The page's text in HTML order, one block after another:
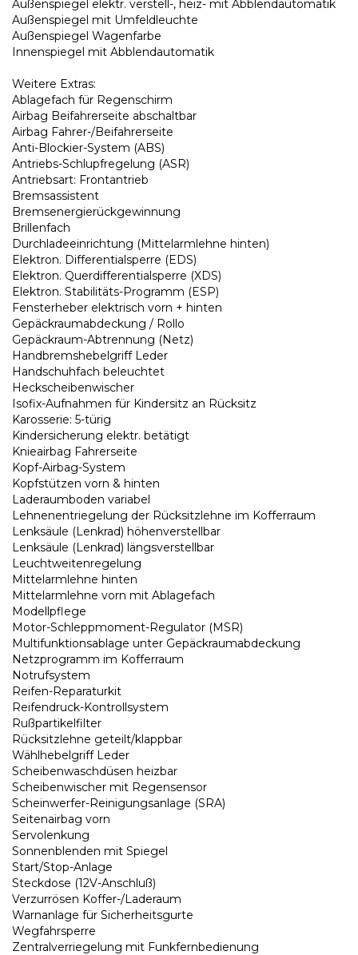
Außenspiegel elektr. verstell-, heiz- mit Abblendautomatik
Außenspiegel mit Umfeldleuchte
Außenspiegel Wagenfarbe
Innenspiegel mit Abblendautomatik
Weitere Extras:
Ablagefach für Regenschirm
Airbag Beifahrerseite abschaltbar
Airbag Fahrer-/Beifahrerseite
Anti-Blockier-System (ABS)
Antriebs-Schlupfregelung (ASR)
Antriebsart: Frontantrieb
Bremsassistent
Bremsenergierückgewinnung
Brillenfach
Durchladeeinrichtung (Mittelarmlehne hinten)
Elektron. Differentialsperre (EDS)
Elektron. Querdifferentialsperre (XDS)
Elektron. Stabilitäts-Programm (ESP)
Fensterheber elektrisch vorn + hinten
Gepäckraumabdeckung / Rollo
Gepäckraum-Abtrennung (Netz)
Handbremshebelgriff Leder
Handschuhfach beleuchtet
Heckscheibenwischer
Isofix-Aufnahmen für Kindersitz an Rücksitz
Karosserie: 5-türig
Kindersicherung elektr. betätigt
Knieairbag Fahrerseite
Kopf-Airbag-System
Kopfstützen vorn & hinten
Laderaumboden variabel
Lehnenentriegelung der Rücksitzlehne im Kofferraum
Lenksäule (Lenkrad) höhenverstellbar
Lenksäule (Lenkrad) längsverstellbar
Leuchtweitenregelung
Mittelarmlehne hinten
Mittelarmlehne vorn mit Ablagefach
Modellpflege
Motor-Schleppmoment-Regulator (MSR)
Multifunktionsablage unter Gepäckraumabdeckung
Netzprogramm im Kofferraum
Notrufsystem
Reifen-Reparaturkit
Reifendruck-Kontrollsystem
Rußpartikelfilter
Rücksitzlehne geteilt/klappbar
Wählhebelgriff Leder
Scheibenwaschdüsen heizbar
Scheibenwischer mit Regensensor
Scheinwerfer-Reinigungsanlage (SRA)
Seitenairbag vorn
Servolenkung
Sonnenblenden mit Spiegel
Start/Stop-Anlage
Steckdose (12V-Anschluß)
Verzurrösen Koffer-/Laderaum
Warnanlage für Sicherheitsgurte
Wegfahrsperre
Zentralverriegelung mit Funkfernbedienung